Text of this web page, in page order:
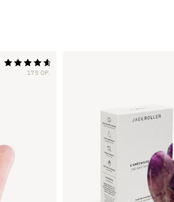
175 OP.
Ocena